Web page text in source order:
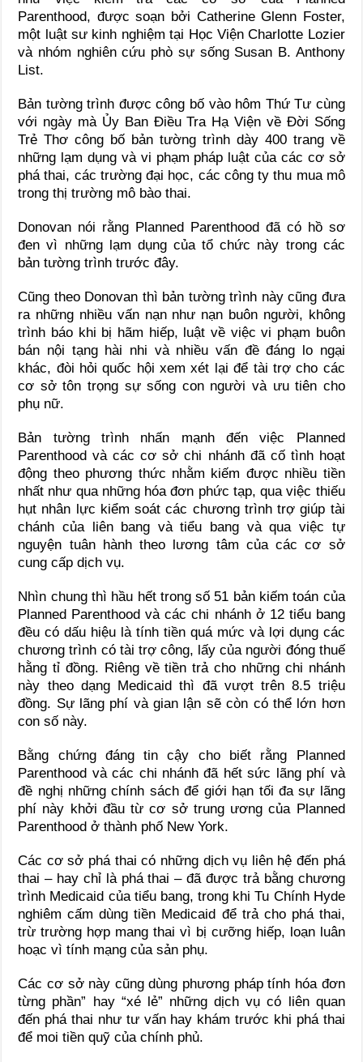
Parenthood, được soạn bởi Catherine Glenn Foster,
một luật sư kinh nghiệm tại Học Viện Charlotte Lozier
và nhóm nghiên cứu phò sự sống Susan B. Anthony
List.
Bản tường trình được công bố vào hôm Thứ Tư cùng
với ngày mà Ủy Ban Điều Tra Hạ Viện về Đời Sống
Trẻ Thơ công bố bản tường trình dày 400 trang về
những lạm dụng và vi phạm pháp luật của các cơ sở
phá thai, các trường đại học, các công ty thu mua mô
trong thị trường mô bào thai.
Donovan nói rằng Planned Parenthood đã có hồ sơ
đen vì những lạm dụng của tổ chức này trong các
bản tường trình trước đây.
Cũng theo Donovan thì bản tường trình này cũng đưa
ra những nhiều vấn nạn như nạn buôn người, không
trình báo khi bị hãm hiếp, luật về việc vi phạm buôn
bán nội tạng hài nhi và nhiều vấn đề đáng lo ngại
khác, đòi hỏi quốc hội xem xét lại để tài trợ cho các
cơ sở tôn trọng sự sống con người và ưu tiên cho
phụ nữ.
Bản tường trình nhấn mạnh đến việc Planned
Parenthood và các cơ sở chi nhánh đã cố tình hoạt
động theo phương thức nhằm kiếm được nhiều tiền
nhất như qua những hóa đơn phức tạp, qua việc thiếu
hụt nhân lực kiểm soát các chương trình trợ giúp tài
chánh của liên bang và tiểu bang và qua việc tự
nguyện tuân hành theo lương tâm của các cơ sở
cung cấp dịch vụ.
Nhìn chung thì hầu hết trong số 51 bản kiếm toán của
Planned Parenthood và các chi nhánh ở 12 tiểu bang
đều có dấu hiệu là tính tiền quá mức và lợi dụng các
chương trình có tài trợ công, lấy của người đóng thuế
hằng tỉ đồng. Riêng về tiền trả cho những chi nhánh
này theo dạng Medicaid thì đã vượt trên 8.5 triệu
đồng. Sự lãng phí và gian lận sẽ còn có thể lớn hơn
con số này.
Bằng chứng đáng tin cậy cho biết rằng Planned
Parenthood và các chi nhánh đã hết sức lãng phí và
đề nghị những chính sách để giới hạn tối đa sự lãng
phí này khởi đầu từ cơ sở trung ương của Planned
Parenthood ở thành phố New York.
Các cơ sở phá thai có những dịch vụ liên hệ đến phá
thai – hay chỉ là phá thai – đã được trả bằng chương
trình Medicaid của tiểu bang, trong khi Tu Chính Hyde
nghiêm cấm dùng tiền Medicaid để trả cho phá thai,
trừ trường hợp mang thai vì bị cưỡng hiếp, loạn luân
hoạc vì tính mạng của sản phụ.
Các cơ sở này cũng dùng phương pháp tính hóa đơn
từng phần” hay “xé lẻ” những dịch vụ có liên quan
đến phá thai như tư vấn hay khám trước khi phá thai
để moi tiền quỹ của chính phủ.